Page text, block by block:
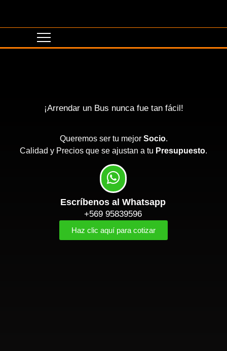
¡Arrendar un Bus nunca fue tan fácil!
Queremos ser tu mejor Socio.
Calidad y Precios que se ajustan a tu Presupuesto.
Escríbenos al Whatsapp
+569 95839596
Haz clic aquí para cotizar